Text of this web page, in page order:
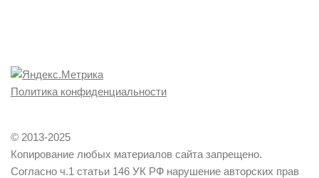
Политика конфиденциальности
© 2013-2025
Копирование любых материалов сайта запрещено.
Согласно ч.1 статьи 146 УК РФ нарушение авторских прав